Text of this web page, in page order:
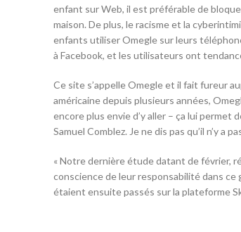
enfant sur Web, il est préférable de
maison. De plus, le racisme et la
enfants utiliser Omegle sur leurs
à Facebook, et les utilisateurs ont
Ce site s’appelle Omegle et il fait fureur
américaine depuis plusieurs années,
encore plus envie d’y aller – ça lui permet
Samuel Comblez. Je ne dis pas qu’il n’y
« Notre dernière étude datant de février,
conscience de leur responsabilité dans ce
étaient ensuite passés sur la plateforme